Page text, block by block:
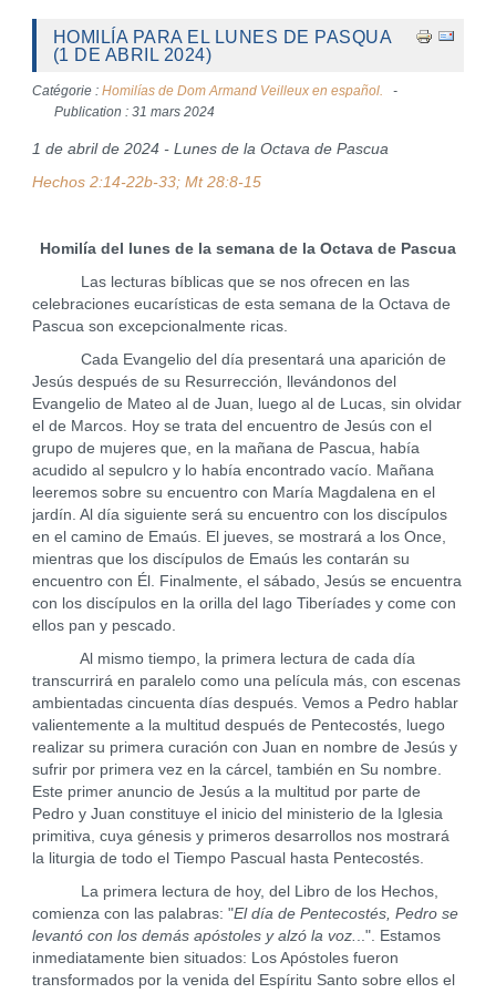
HOMILÍA PARA EL LUNES DE PASQUA
(1 DE ABRIL 2024)
Catégorie : Homilías de Dom Armand Veilleux en español.
Publication : 31 mars 2024
1 de abril de 2024 - Lunes de la Octava de Pascua
Hechos 2:14-22b-33; Mt 28:8-15
Homilía del lunes de la semana de la Octava de Pascua
Las lecturas bíblicas que se nos ofrecen en las
celebraciones eucarísticas de esta semana de la Octava de
Pascua son excepcionalmente ricas.
Cada Evangelio del día presentará una aparición de
Jesús después de su Resurrección, llevándonos del
Evangelio de Mateo al de Juan, luego al de Lucas, sin olvidar
el de Marcos. Hoy se trata del encuentro de Jesús con el
grupo de mujeres que, en la mañana de Pascua, había
acudido al sepulcro y lo había encontrado vacío. Mañana
leeremos sobre su encuentro con María Magdalena en el
jardín. Al día siguiente será su encuentro con los discípulos
en el camino de Emaús. El jueves, se mostrará a los Once,
mientras que los discípulos de Emaús les contarán su
encuentro con Él. Finalmente, el sábado, Jesús se encuentra
con los discípulos en la orilla del lago Tiberíades y come con
ellos pan y pescado.
Al mismo tiempo, la primera lectura de cada día
transcurrirá en paralelo como una película más, con escenas
ambientadas cincuenta días después. Vemos a Pedro hablar
valientemente a la multitud después de Pentecostés, luego
realizar su primera curación con Juan en nombre de Jesús y
sufrir por primera vez en la cárcel, también en Su nombre.
Este primer anuncio de Jesús a la multitud por parte de
Pedro y Juan constituye el inicio del ministerio de la Iglesia
primitiva, cuya génesis y primeros desarrollos nos mostrará
la liturgia de todo el Tiempo Pascual hasta Pentecostés.
La primera lectura de hoy, del Libro de los Hechos,
comienza con las palabras: "El día de Pentecostés, Pedro se
levantó con los demás apóstoles y alzó la voz. ..". Estamos
inmediatamente bien situados: Los Apóstoles fueron
transformados por la venida del Espíritu Santo sobre ellos el